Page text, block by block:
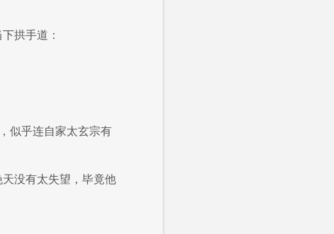
拱手道：
似乎连自家太玄宗有
没有太失望，毕竟他